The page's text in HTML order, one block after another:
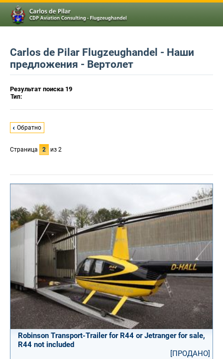
Carlos de Pilar Flugzeughandel - Наши
предложения - Вертолет
Результат поиска 19
Тип:
Обратно
Страница 2 из 2
Robinson Transport-Trailer for R44 or Jetranger for sale,
R44 not included
[ПРОДАНО]